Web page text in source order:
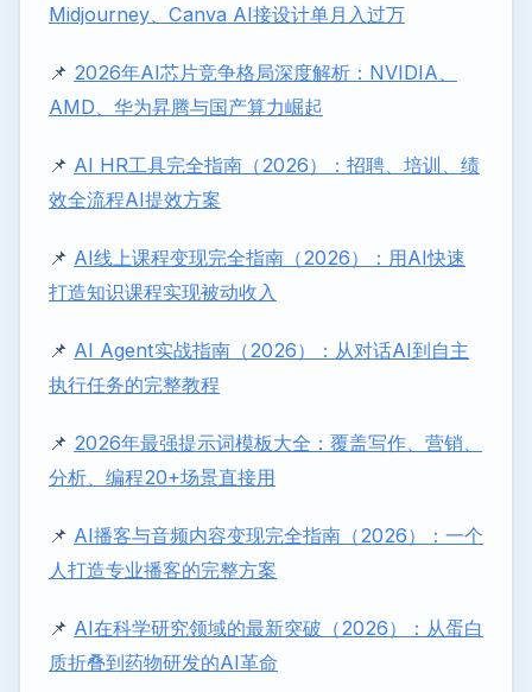
Midjourney、Canva AI接设计单月入过万
📌 2026年AI芯片竞争格局深度解析：NVIDIA、
AMD、华为昇腾与国产算力崛起
📌 AI HR工具完全指南（2026）：招聘、培训、绩
效全流程AI提效方案
📌 AI线上课程变现完全指南（2026）：用AI快速
打造知识课程实现被动收入
📌 AI Agent实战指南（2026）：从对话AI到自主
执行任务的完整教程
📌 2026年最强提示词模板大全：覆盖写作、营销、
分析、编程20+场景直接用
📌 AI播客与音频内容变现完全指南（2026）：一个
人打造专业播客的完整方案
📌 AI在科学研究领域的最新突破（2026）：从蛋白
质折叠到药物研发的AI革命